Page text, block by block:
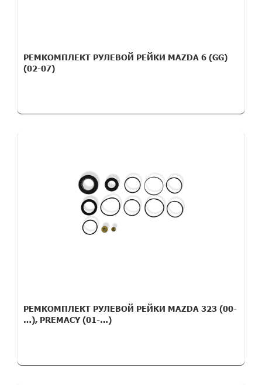
РЕМКОМПЛЕКТ РУЛЕВОЙ РЕЙКИ MAZDA 6 (GG)
(02-07)
РЕМКОМПЛЕКТ РУЛЕВОЙ РЕЙКИ MAZDA 323 (00-
…), PREMACY (01-…)